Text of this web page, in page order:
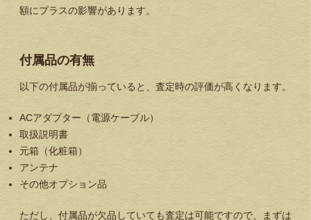
額にプラスの影響があります。
付属品の有無
以下の付属品が揃っていると、査定時の評価が高くなります。
ACアダプター（電源ケーブル）
取扱説明書
元箱（化粧箱）
アンテナ
その他オプション品
ただし、付属品が欠品していても査定は可能ですので、まずは